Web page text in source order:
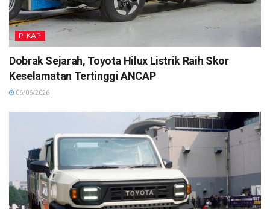
PIKAP
Dobrak Sejarah, Toyota Hilux Listrik Raih Skor
Keselamatan Tertinggi ANCAP
06/06/2026